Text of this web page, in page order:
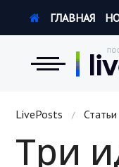
Новости
Экономика
ГЛАВНАЯ
LivePosts / Статьи
Три